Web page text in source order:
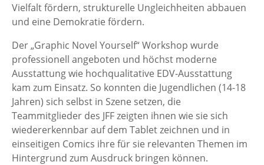
Vielfalt fördern, strukturelle Ungleichheiten abbauen
und eine Demokratie fördern.
Der „Graphic Novel Yourself“ Workshop wurde
professionell angeboten und höchst moderne
Ausstattung wie hochqualitative EDV-Ausstattung
kam zum Einsatz. So konnten die Jugendlichen (14-18
Jahren) sich selbst in Szene setzen, die
Teammitglieder des JFF zeigten ihnen wie sie sich
wiedererkennbar auf dem Tablet zeichnen und in
einseitigen Comics ihre für sie relevanten Themen im
Hintergrund zum Ausdruck bringen können.